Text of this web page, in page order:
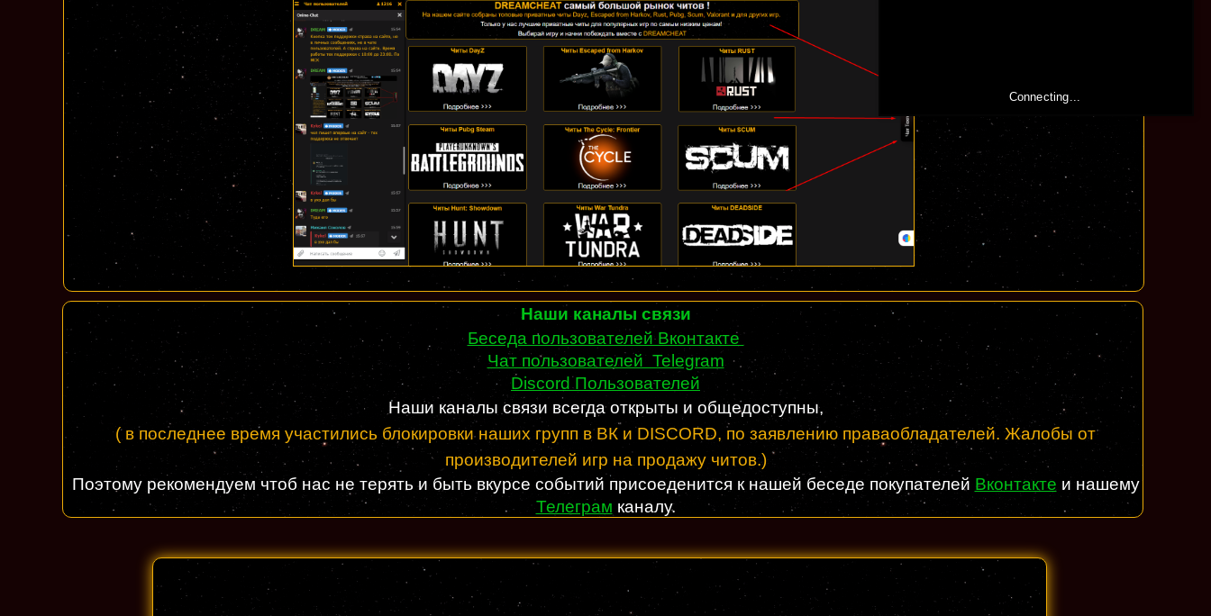
Наши каналы связи
Беседа пользователей Вконтакте
Чат пользователей Telegram
Discord Пользователей
Наши каналы связи всегда открыты и общедоступны,
( в последнее время участились блокировки наших групп в ВК и DISCORD, по заявлению праваобладателей. Жалобы от
производителей игр на продажу читов.)
Поэтому рекомендуем чтоб нас не терять и быть вкурсе событий присоеденится к нашей беседе покупателей Вконтакте и нашему
Телеграм каналу.
Connecting...